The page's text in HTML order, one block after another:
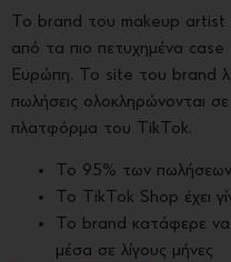
Το brand του makeup artist
από τα πιο πετυχημένα
Ευρώπη. To site του brand
πωλήσεις ολοκληρώνονται
πλατφόρμα του TikTok.
To 95% των
To TikTok Shop έχει
Το brand κατάφερε να
μέσα σε λίγους μήνες